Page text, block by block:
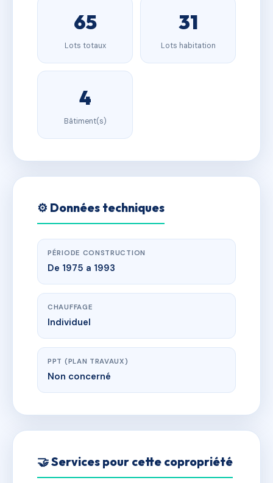
65
Lots totaux
31
Lots habitation
4
Bâtiment(s)
⚙️ Données techniques
PÉRIODE CONSTRUCTION
De 1975 a 1993
CHAUFFAGE
Individuel
PPT (PLAN TRAVAUX)
Non concerné
🤝 Services pour cette copropriété